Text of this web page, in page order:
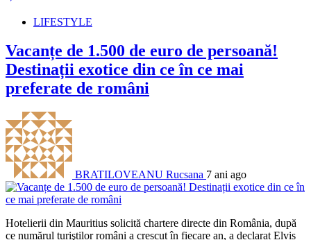
LIFESTYLE
Vacanțe de 1.500 de euro de persoană!
Destinații exotice din ce în ce mai
preferate de români
BRATILOVEANU Rucsana 7 ani ago
Hotelierii din Mauritius solicită chartere directe din România, după
ce numărul turiştilor români a crescut în fiecare an, a declarat Elvis